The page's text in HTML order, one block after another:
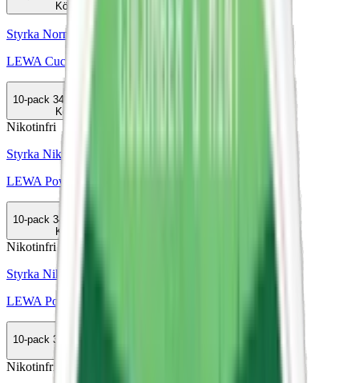
Köp
Styrka Normal · Slim
LEWA Cucumber Mint
10-pack 349,50 kr
Köp
Nikotinfri
Styrka Nikotinfri · Slim
LEWA Power Functional Apple Spruce
10-pack 349,90 kr
Köp
Nikotinfri
Styrka Nikotinfri · Slim
LEWA Power Functional Spearmint
10-pack 399,50 kr
Nikotinfri